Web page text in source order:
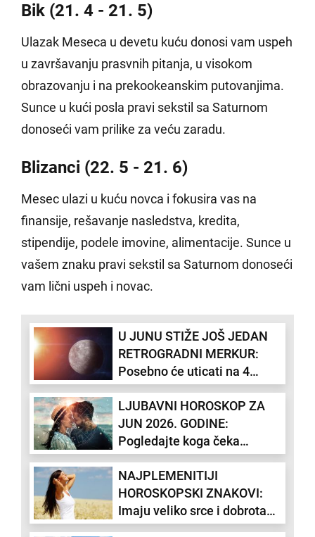
Bik (21. 4 - 21. 5)
Ulazak Meseca u devetu kuću donosi vam uspeh
u završavanju prasvnih pitanja, u visokom
obrazovanju i na prekookeanskim putovanjima.
Sunce u kući posla pravi sekstil sa Saturnom
donoseći vam prilike za veću zaradu.
Blizanci (22. 5 - 21. 6)
Mesec ulazi u kuću novca i fokusira vas na
finansije, rešavanje nasledstva, kredita,
stipendije, podele imovine, alimentacije. Sunce u
vašem znaku pravi sekstil sa Saturnom donoseći
vam lični uspeh i novac.
U JUNU STIŽE JOŠ JEDAN
RETROGRADNI MERKUR:
Posebno će uticati na 4
horoskopska znaka
LJUBAVNI HOROSKOP ZA
JUN 2026. GODINE:
Pogledajte koga čeka
sudbinski susret, a ko će
naleteti na "pogrešne" ljude
NAJPLEMENITIJI
HOROSKOPSKI ZNAKOVI:
Imaju veliko srce i dobrota
im je u krvi